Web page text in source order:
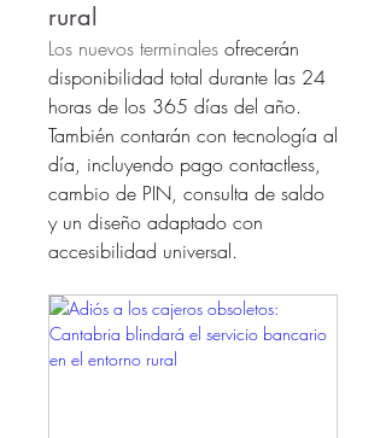
rural
Los nuevos terminales ofrecerán
disponibilidad total durante las 24
horas de los 365 días del año.
También contarán con tecnología al
día, incluyendo pago contactless,
cambio de PIN, consulta de saldo
y un diseño adaptado con
accesibilidad universal.